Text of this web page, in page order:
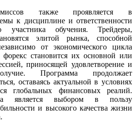
также проявляется в
к дисциплине и ответственности
участника обучения. Трейдеры,
элитой рынка, способной
от экономического цикла
форекс становится их основной или
приносящей удовлетворение и
Программа продолжает
оставаясь актуальной в условиях
глобальных финансовых реалий.
является выбором в пользу
и высокого качества жизни